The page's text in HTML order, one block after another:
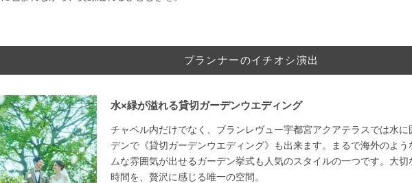
プランナーのイチオシ演出
水×緑が溢れる貸切ガーデンウエディング
チャペル内だけでなく、ブランレヴュー宇都宮アクアテラスでは水に
デンで《貸切ガーデンウエディング》も出来ます。まるで海外のよう
ムな雰囲気が出せるガーデン挙式も人気のスタイルの一つです。大
時間を、贅沢に感じる唯一の空間。